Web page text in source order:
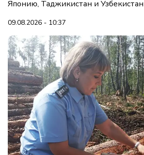
Японию, Таджикистан и Узбекистан
09.08.2026 - 10:37